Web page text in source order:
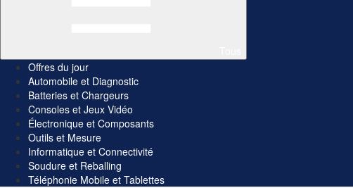
Offres du jour
Automobile et Diagnostic
Batteries et Chargeurs
Consoles et Jeux Vidéo
Électronique et Composants
Outils et Mesure
Informatique et Connectivité
Soudure et Reballing
Téléphonie Mobile et Tablettes